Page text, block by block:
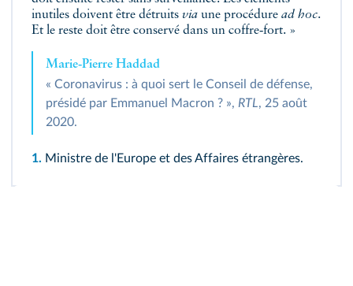
inutiles doivent être détruits via une procédure ad hoc.
Et le reste doit être conservé dans un coffre‑fort. »
Marie‑Pierre Haddad
« Coronavirus : à quoi sert le Conseil de défense,
présidé par Emmanuel Macron ? », RTL, 25 août
2020.
1. Ministre de l'Europe et des Affaires étrangères.